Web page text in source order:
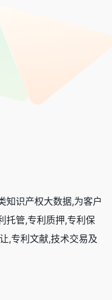
知识产权大数据,为客户
托管,专利质押,专利保
,专利文献,技术交易及